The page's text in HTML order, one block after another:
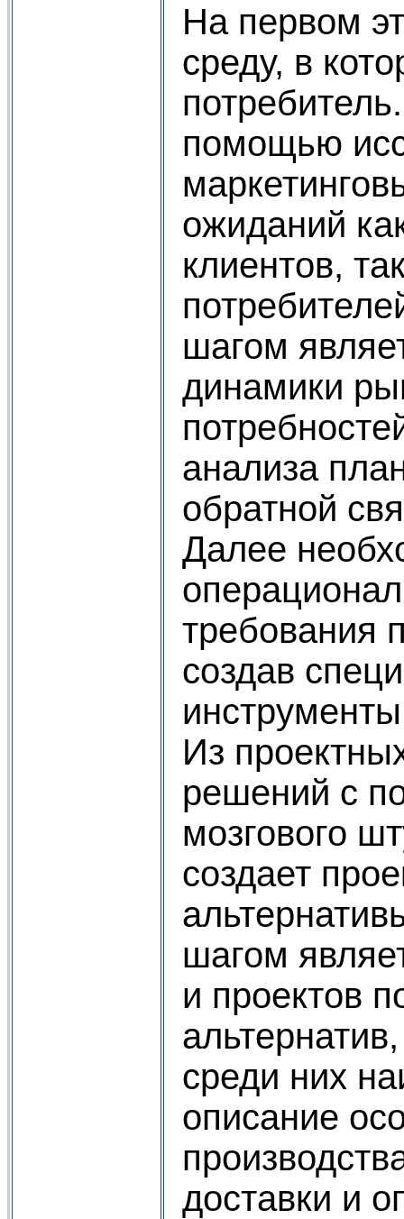
На первом
среду, в
помощью
ожиданий
клиентов,
шагом
динамики
анализа
обратной
Далее
требования
создав
Из
решений с
мозгового
создает
шагом
и проектов
среди них
описание
доставки и